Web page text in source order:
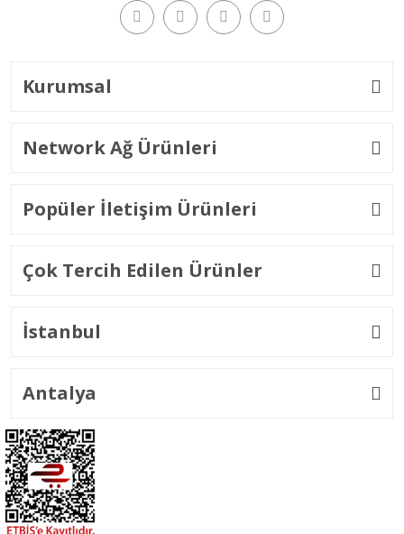
Kurumsal
Network Ağ Ürünleri
Popüler İletişim Ürünleri
Çok Tercih Edilen Ürünler
İstanbul
Antalya